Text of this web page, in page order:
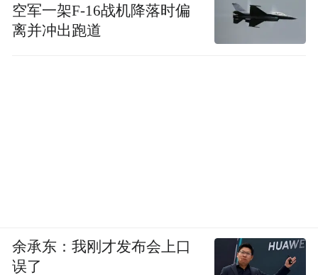
空军一架F-16战机降落时偏
离并冲出跑道
余承东：我刚才发布会上口
误了